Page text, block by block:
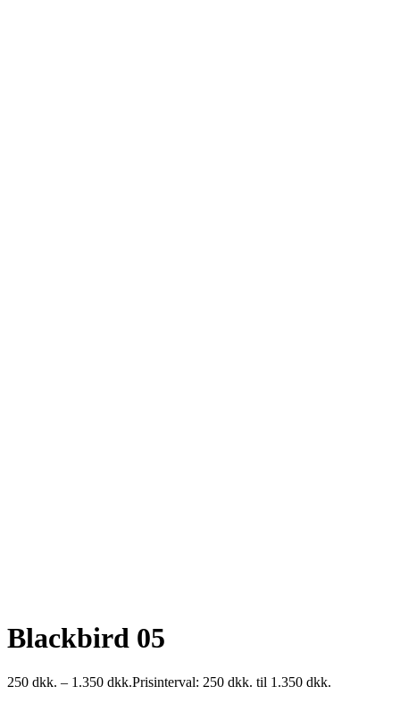
Blackbird 05
250 dkk. – 1.350 dkk.Prisinterval: 250 dkk. til 1.350 dkk.